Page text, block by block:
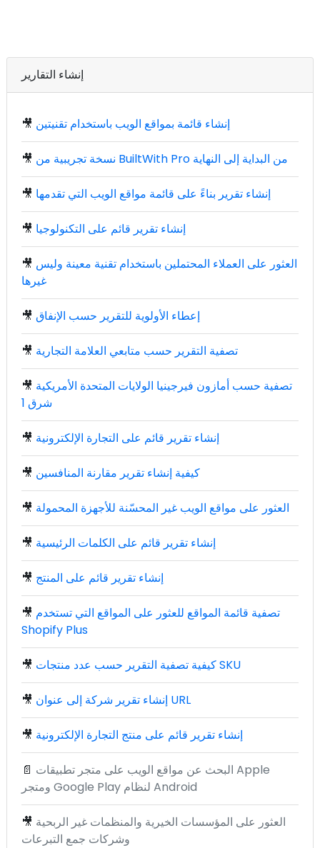
إنشاء التقارير
🎥 إنشاء قائمة بمواقع الويب باستخدام تقنيتين
🎥 نسخة تجريبية من BuiltWith Pro من البداية إلى النهاية
🎥 إنشاء تقرير بناءً على قائمة مواقع الويب التي تقدمها
🎥 إنشاء تقرير قائم على التكنولوجيا
🎥 العثور على العملاء المحتملين باستخدام تقنية معينة وليس
غيرها
🎥 إعطاء الأولوية للتقرير حسب الإنفاق
🎥 تصفية التقرير حسب متابعي العلامة التجارية
🎥 تصفية حسب أمازون فيرجينيا الولايات المتحدة الأمريكية
شرق 1
🎥 إنشاء تقرير قائم على التجارة الإلكترونية
🎥 كيفية إنشاء تقرير مقارنة المنافسين
🎥 العثور على مواقع الويب غير المحسّنة للأجهزة المحمولة
🎥 إنشاء تقرير قائم على الكلمات الرئيسية
🎥 إنشاء تقرير قائم على المنتج
🎥 تصفية قائمة المواقع للعثور على المواقع التي تستخدم
Shopify Plus
🎥 كيفية تصفية التقرير حسب عدد منتجات SKU
🎥 إنشاء تقرير شركة إلى عنوان URL
🎥 إنشاء تقرير قائم على منتج التجارة الإلكترونية
📄 البحث عن مواقع الويب على متجر تطبيقات Apple
ومتجر Google Play لنظام Android
🎥 العثور على المؤسسات الخيرية والمنظمات غير الربحية
وشركات جمع التبرعات